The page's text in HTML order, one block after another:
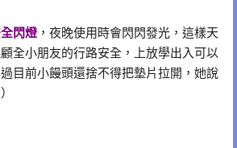
閃燈，夜晚使用時會閃閃發光，這樣天
全小朋友的行路安全，上放學出入可以
目前小饅頭還捨不得把墊片拉開，她說